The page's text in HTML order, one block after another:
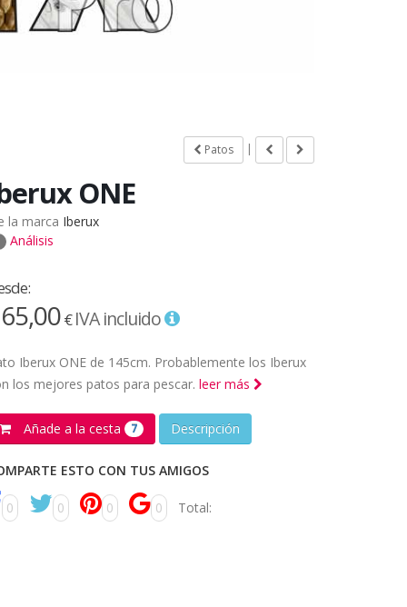
Patos |
ONE
la marca Iberux
Análisis
€IVA incluido
Iberux ONE de 145cm. Probablemente los Iberux
los mejores patos para pescar. leer más
Añade a la cesta 7 Descripción
ESTO CON TUS AMIGOS
0 0 0 0 Total: